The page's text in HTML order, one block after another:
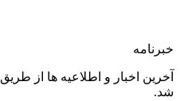
خبرنامه
آخرین اخبار و اطلاعیه ها از
شد.